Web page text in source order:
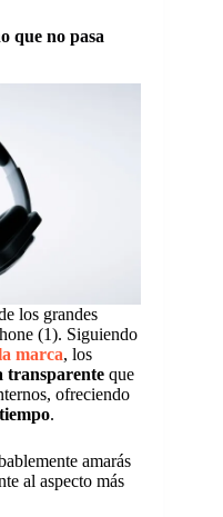
que no pasa
los grandes
(1). Siguiendo
marca, los
transparente que
ofreciendo
.
amarás
al aspecto más